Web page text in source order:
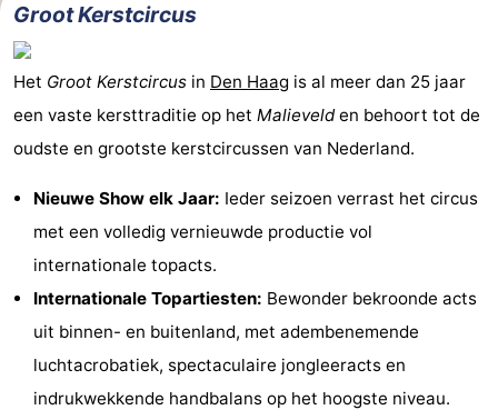
Groot Kerstcircus
Het Groot Kerstcircus in Den Haag is al meer dan 25 jaar
een vaste kersttraditie op het Malievelden behoort tot de
oudste en grootste kerstcircussen van Nederland.
Nieuwe Show elk Jaar: Ieder seizoen verrast het circus
met een volledig vernieuwde productie vol
internationale topacts.
Internationale Topartiesten: Bewonder bekroonde acts
uit binnen- en buitenland, met adembenemende
luchtacrobatiek, spectaculaire jongleeracts en
indrukwekkende handbalans op het hoogste niveau.